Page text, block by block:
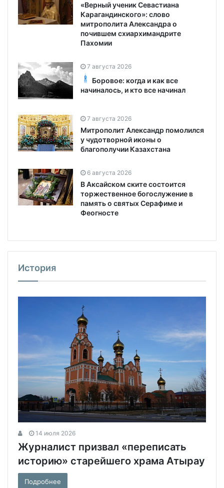
«Верный ученик Севастиана
Карагандинского»: слово
митрополита Александра о
почившем схиархимандрите
Пахомии
7 августа 2026
Боровое: когда и как все
начиналось, и кто все начинал
7 августа 2026
Митрополит Александр помолился
у чудотворной иконы о
благополучии Казахстана
6 августа 2026
В Аксайском ските состоится
торжественное богослужение в
память о святых Серафиме и
Феогносте
История
14 июля 2026
Журналист призвал «переписать
историю» старейшего храма Атырау
Подробнее